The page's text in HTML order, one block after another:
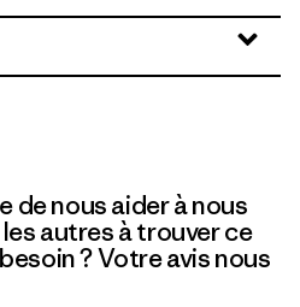
de nous aider à nous
autres à trouver ce
? Votre avis nous